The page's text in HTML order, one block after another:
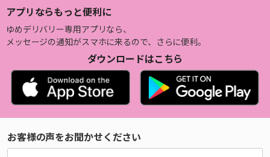
アプリならもっと便利に
ゆめデリバリー専用アプリなら、
メッセージの通知がスマホに来るので、さらに便利。
ダウンロードはこちら
お客様の声をお聞かせください